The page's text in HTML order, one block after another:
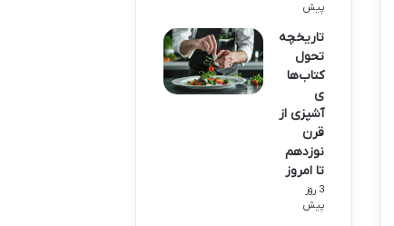
پیش
تاریخچه
تحول
کتاب‌ها
ی
آشپزی از
قرن
نوزدهم
تا امروز
3 روز
پیش